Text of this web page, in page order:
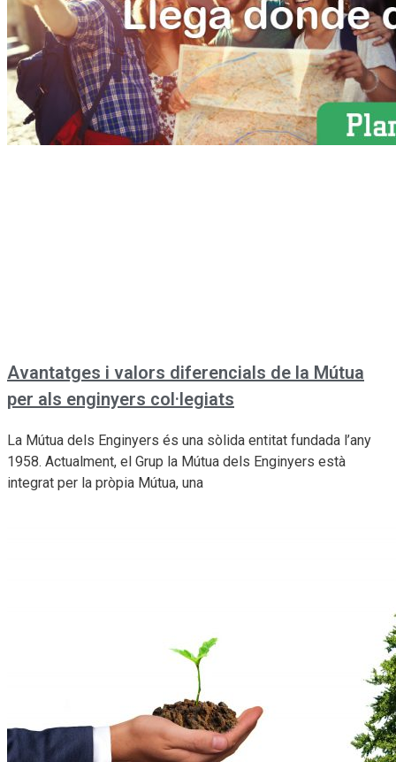
Avantatges i valors diferencials de la Mútua
per als enginyers col·legiats
La Mútua dels Enginyers és una sòlida entitat fundada l’any
1958. Actualment, el Grup la Mútua dels Enginyers està
integrat per la pròpia Mútua, una